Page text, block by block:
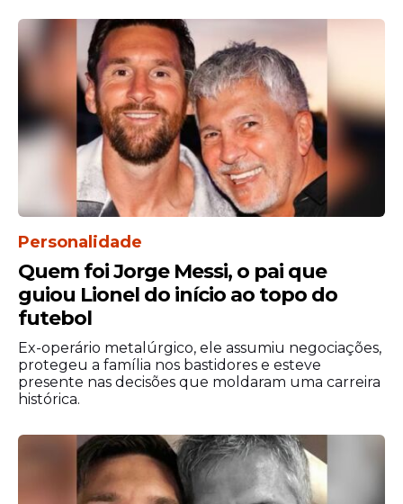
não deixaria Lula entrar no país.
"Se o Chega vencer as eleições legislativas, o
senhor presidente do Brasil não vai entrar
em Portugal", afirmou Ventura durante um
compromisso de campanha na quarta-feira,
"Eu garanto que se eu for primeiro-ministro,
o senhor Lula da Silva ficará no aeroporto e,
se insistir, vai para uma cadeia".
Personalidade
Quem foi Jorge Messi, o pai que
guiou Lionel do início ao topo do
futebol
Ex-operário metalúrgico, ele assumiu negociações,
protegeu a família nos bastidores e esteve
presente nas decisões que moldaram uma carreira
histórica.